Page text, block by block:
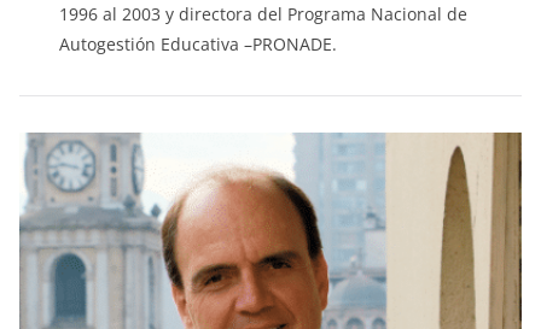
1996 al 2003 y directora del Programa Nacional de
Autogestión Educativa –PRONADE.